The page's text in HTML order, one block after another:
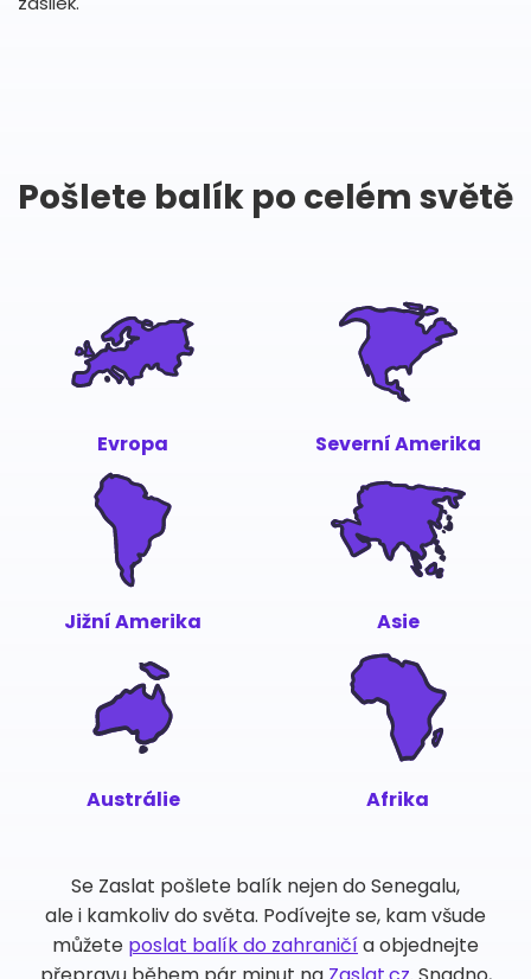
Pošlete balík po celém světě
Evropa Severní Amerika
Jižní Amerika Asie
Austrálie Afrika
Se Zaslat pošlete balík nejen do Senegalu,
ale i kamkoliv do světa. Podívejte se, kam všude
můžete poslat balík do zahraničía objednejte